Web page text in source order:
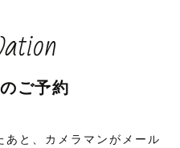
ご予約
あと、カメラマンがメール